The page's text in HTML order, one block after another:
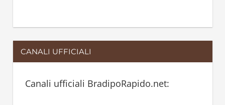
CANALI UFFICIALI
Canali ufficiali BradipoRapido.net: